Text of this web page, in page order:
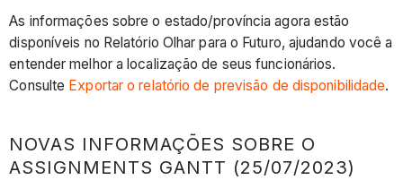
Assignments
Gantt
(25/07/2023)
As informações sobre o estado/província agora estão
disponíveis no Relatório Olhar para o Futuro, ajudando você a
entender melhor a localização de seus funcionários.
Consulte Exportar o relatório de previsão de disponibilidade.
NOVAS INFORMAÇÕES SOBRE O
ASSIGNMENTS GANTT (25/07/2023)